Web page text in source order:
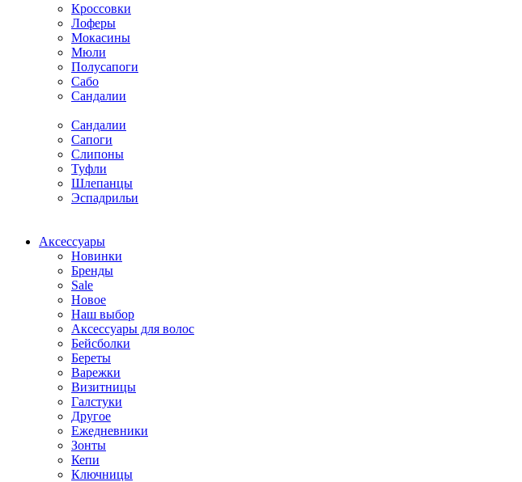
Кроссовки
Лоферы
Мокасины
Мюли
Полусапоги
Сабо
Сандалии
Сандалии
Сапоги
Слипоны
Туфли
Шлепанцы
Эспадрильи
Аксессуары
Новинки
Бренды
Sale
Новое
Наш выбор
Аксессуары для волос
Бейсболки
Береты
Варежки
Визитницы
Галстуки
Другое
Ежедневники
Зонты
Кепи
Ключницы